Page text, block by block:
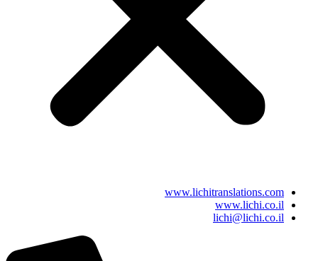
www.lichitranslations.com
www.lichi.co.il
lichi@lichi.co.il